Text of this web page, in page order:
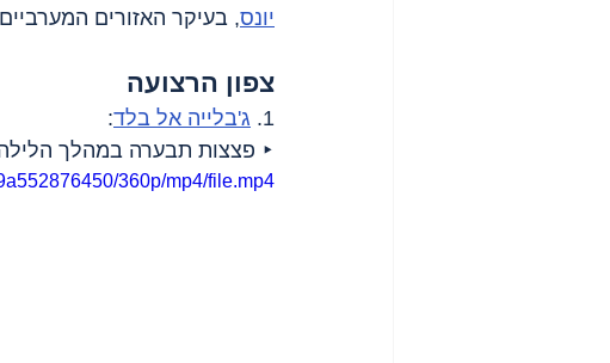
יונס, בעיקר האזורים
צפון הרצועה
1. ג'בלייה אל בלד:
‣ פצצות תבערה במהלך
360p/mp4/file.mp4